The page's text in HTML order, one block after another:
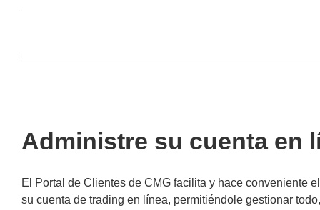
Administre su cuenta en
El Portal de Clientes de CMG facilita y hace conveniente
su cuenta de trading en línea, permitiéndole gestionar